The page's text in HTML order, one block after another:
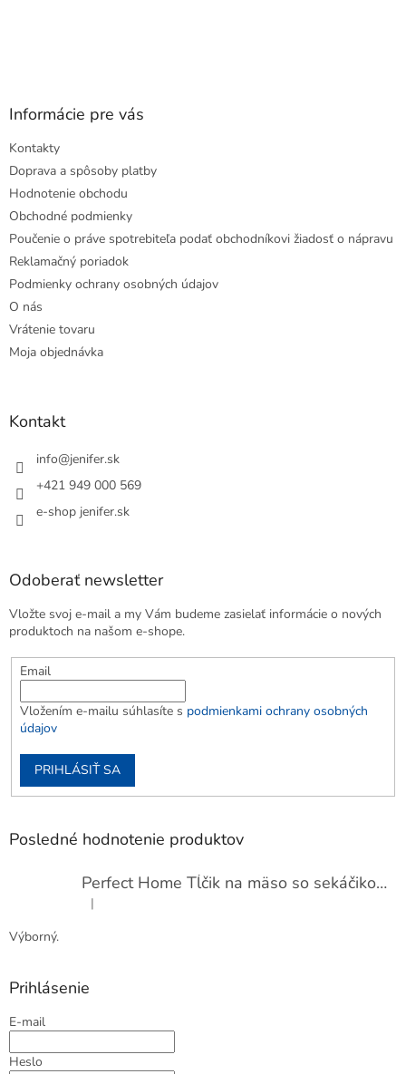
Informácie pre vás
Kontakty
Doprava a spôsoby platby
Hodnotenie obchodu
Obchodné podmienky
Poučenie o práve spotrebiteľa podať obchodníkovi žiadosť o nápravu
Reklamačný poriadok
Podmienky ochrany osobných údajov
O nás
Vrátenie tovaru
Moja objednávka
Kontakt
info@jenifer.sk
+421 949 000 569
e-shop jenifer.sk
Odoberať newsletter
Vložte svoj e-mail a my Vám budeme zasielať informácie o nových
produktoch na našom e-shope.
Email
Vložením e-mailu súhlasíte s podmienkami ochrany osobných
údajov
PRIHLÁSIŤ SA
Posledné hodnotenie produktov
Perfect Home Tĺčik na mäso so sekáčikom, 56893
Hodnotenie produktu je 5 z 5 hviezdičiek.
|
Výborný.
Prihlásenie
E-mail
Heslo